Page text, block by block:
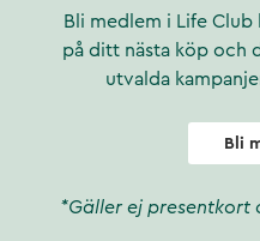
Bli medlem i Life
på ditt nästa köp och
utvalda
Bli
*Gäller ej presentkort